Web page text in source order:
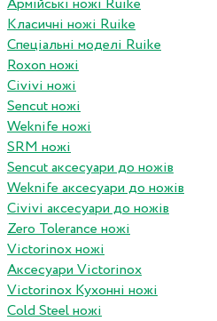
Армійські ножі Ruike
Класичні ножі Ruike
Спеціальні моделі Ruike
Roxon ножi
Civivi ножі
Sencut ножі
Weknife ножі
SRM ножі
Sencut аксесуари до ножів
Weknife аксесуари до ножів
Civivi аксесуари до ножів
Zero Tolerance ножі
Victorinox ножі
Аксесуари Victorinox
Victorinox Кухонні ножі
Cold Steel ножі